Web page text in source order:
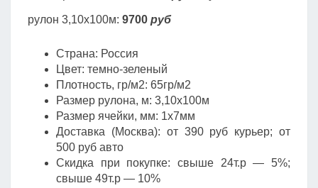
рулон 3,10х100м: 9700 руб
Страна: Россия
Цвет: темно-зеленый
Плотность, гр/м2: 65гр/м2
Размер рулона, м: 3,10х100м
Размер ячейки, мм: 1х7мм
Доставка (Москва): от 390 руб курьер; от
500 руб авто
Скидка при покупке: свыше 24т.р — 5%;
свыше 49т.р — 10%